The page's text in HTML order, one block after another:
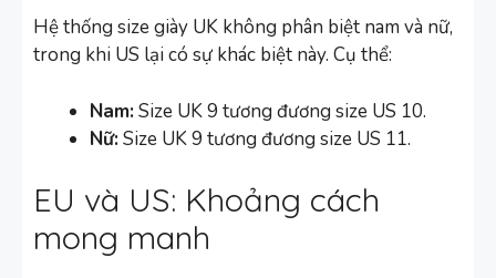
Hệ thống size giày UK không phân biệt nam và nữ,
trong khi US lại có sự khác biệt này. Cụ thể:
Nam:Size UK 9 tương đương size US 10.
Nữ:Size UK 9 tương đương size US 11.
EU và US: Khoảng cách
mong manh